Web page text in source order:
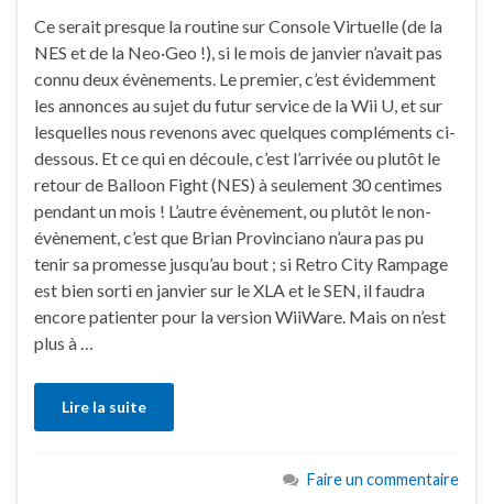
Ce serait presque la routine sur Console Virtuelle (de la
NES et de la Neo·Geo !), si le mois de janvier n’avait pas
connu deux évènements. Le premier, c’est évidemment
les annonces au sujet du futur service de la Wii U, et sur
lesquelles nous revenons avec quelques compléments ci-
dessous. Et ce qui en découle, c’est l’arrivée ou plutôt le
retour de Balloon Fight (NES) à seulement 30 centimes
pendant un mois ! L’autre évènement, ou plutôt le non-
évènement, c’est que Brian Provinciano n’aura pas pu
tenir sa promesse jusqu’au bout ; si Retro City Rampage
est bien sorti en janvier sur le XLA et le SEN, il faudra
encore patienter pour la version WiiWare. Mais on n’est
plus à …
Lire la suite
Faire un commentaire